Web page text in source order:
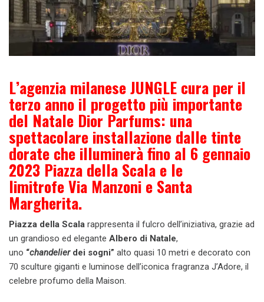
L’agenzia milanese JUNGLE cura per il
terzo anno il progetto più importante
del Natale Dior Parfums: una
spettacolare installazione dalle tinte
dorate che illuminerà fino al 6 gennaio
2023 Piazza della Scala e le
limitrofe Via Manzoni e Santa
Margherita.
Piazza della Scala rappresenta il fulcro dell’iniziativa, grazie ad
un grandioso ed elegante Albero di Natale,
uno “chandelier dei sogni” alto quasi 10 metri e decorato con
70 sculture giganti e luminose dell’iconica fragranza J’Adore, il
celebre profumo della Maison.